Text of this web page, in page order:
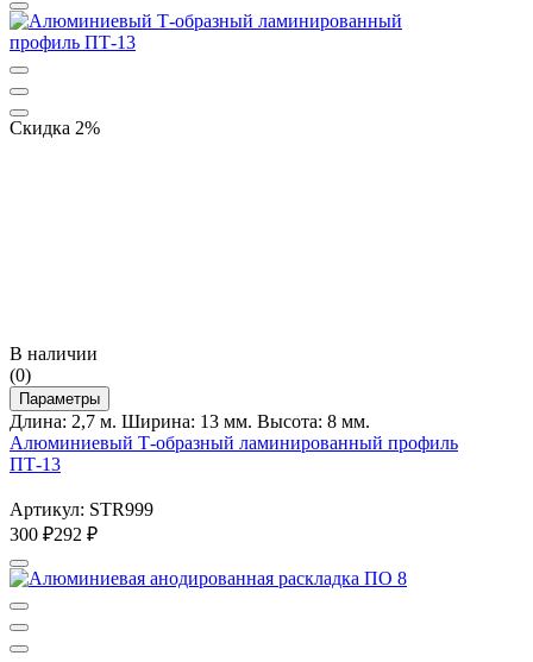
Скидка 2%
В наличии
(0)
Параметры
Длина: 2,7 м. Ширина: 13 мм. Высота: 8 мм.
Алюминиевый Т-образный ламинированный профиль
ПТ-13
Артикул: STR999
300 ₽292 ₽